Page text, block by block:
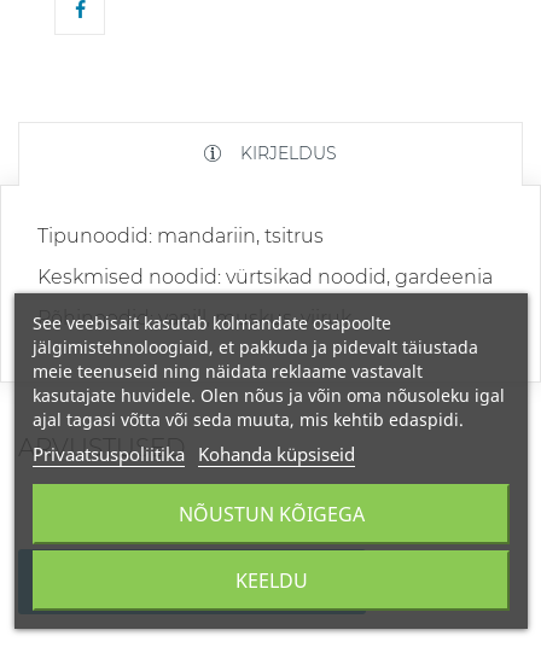
KIRJELDUS
Tipunoodid: mandariin, tsitrus
Keskmised noodid: vürtsikad noodid, gardeenia
Põhinoodid: vanill, muskus, viiruk
ARVUSTUSED
KIRJUTAGE OMA ARVUSTUS
See veebisait kasutab kolmandate osapoolte
jälgimistehnoloogiaid, et pakkuda ja pidevalt täiustada
meie teenuseid ning näidata reklaame vastavalt
kasutajate huvidele. Olen nõus ja võin oma nõusoleku igal
ajal tagasi võtta või seda muuta, mis kehtib edaspidi.
Privaatsuspoliitika Kohanda küpsiseid
KEELDU
NÕUSTUN KÕIGEGA